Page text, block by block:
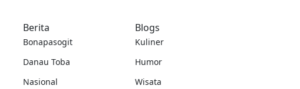
Berita
Bonapasogit
Danau Toba
Nasional
Blogs
Kuliner
Humor
Wisata